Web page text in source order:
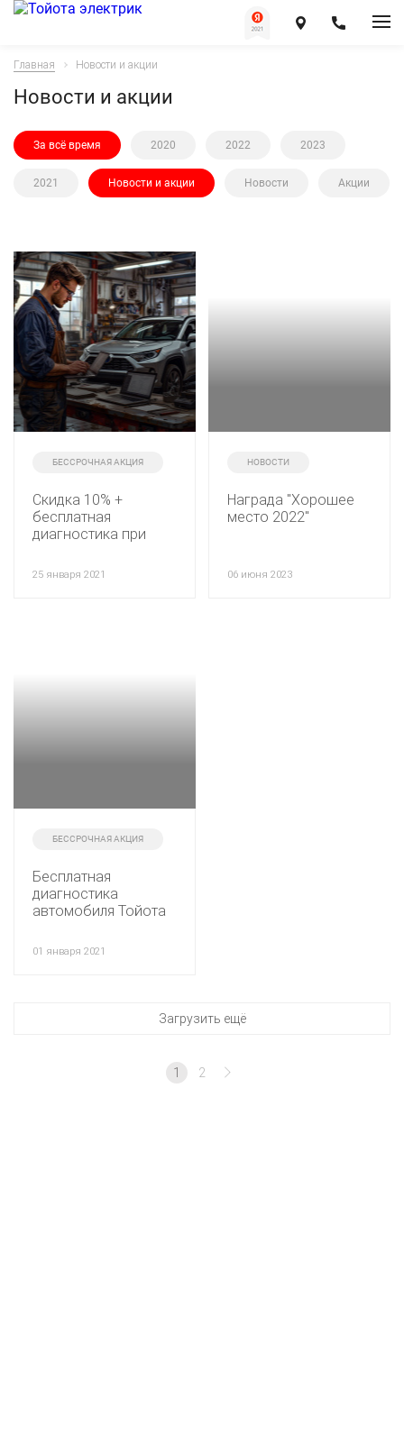
Главная Новости и акции
Новости и акции
За всё время 2020 2022 2023
2021 Новости и акции Новости Акции
БЕССРОЧНАЯ АКЦИЯ
Скидка 10% +
бесплатная
диагностика при
автосервиса!
25 января 2021
НОВОСТИ
Награда "Хорошее
место 2022"
06 июня 2023
БЕССРОЧНАЯ АКЦИЯ
Бесплатная
диагностика
автомобиля Тойота
01 января 2021
Загрузить ещё
1 2